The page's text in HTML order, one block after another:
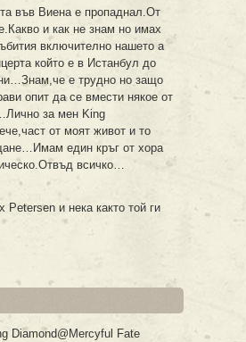
във Виена е пропаднал.От
и как не знам но имах
включително нашето а
който е в Истанбул до
е трудно но защо
опит да се вмести някое от
за мен King
от моят живот и то
един кръг от хора
всичко…
и нека както той ги
Diamond@Mercyful Fate